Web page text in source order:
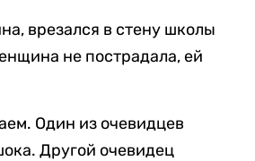
врезался в стену школы
не пострадала, ей
Один из очевидцев
Другой очевидец